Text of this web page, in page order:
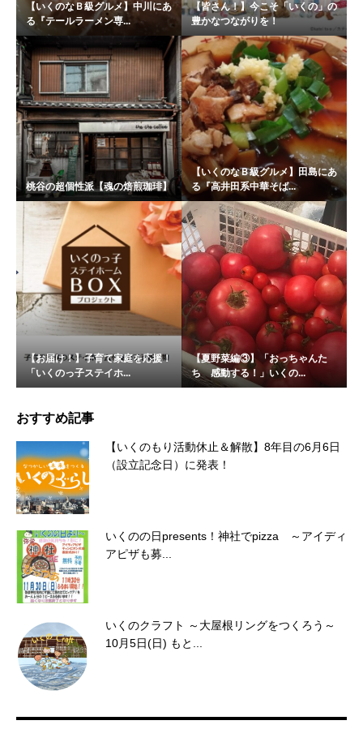
【いくのなＢ級グルメ】中川にあ
る『テールラーメン専...
【皆さん！】今こそ「いくの」の
豊かなつながりを！
桃谷の超個性派【魂の焙煎珈琲】
【いくのなＢ級グルメ】田島にあ
る『高井田系中華そば...
【お届け！】子育て家庭を応援！
「いくのっ子ステイホ...
【夏野菜編③】「おっちゃんた
ち 感動する！」いくの...
おすすめ記事
【いくのもり活動休止＆解散】8年目の6月6日
（設立記念日）に発表！
いくのの日presents！神社でpizza ～アイディ
アピザも募...
いくのクラフト ～大屋根リングをつくろう～
10月5日(日) もと...